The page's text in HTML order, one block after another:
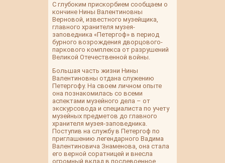
С глубоким прискорбием сообщаем о
кончине Нины Валентиновны
Верновой, известного музейщика,
главного хранителя музея-
заповедника «Петергоф» в период
бурного возрождения дворцового-
паркового комплекса от разрушений
Великой Отечественной войны.
Большая часть жизни Нины
Валентиновны отдана служению
Петергофу. На своем личном опыте
она познакомилась со всеми
аспектами музейного дела – от
экскурсовода и специалиста по учету
музейных предметов до главного
хранителя музея-заповедника.
Поступив на службу в Петергоф по
приглашению легендарного Вадима
Валентиновича Знаменова, она стала
его верной соратницей и внесла
огромный вклад в послевоенное